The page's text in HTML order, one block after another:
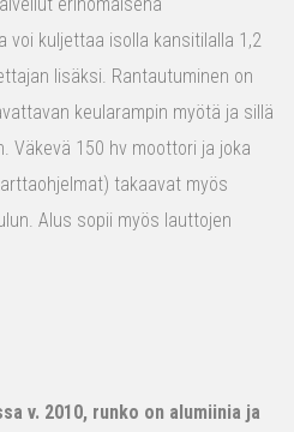
erinomaisena
voi kuljettaa isolla kansitilalla 1,2
lisäksi. Rantautuminen on
keularampin myötä ja sillä
Väkevä 150 hv moottori ja joka
takaavat myös
Alus sopii myös lauttojen
v. 2010, runko on alumiinia ja